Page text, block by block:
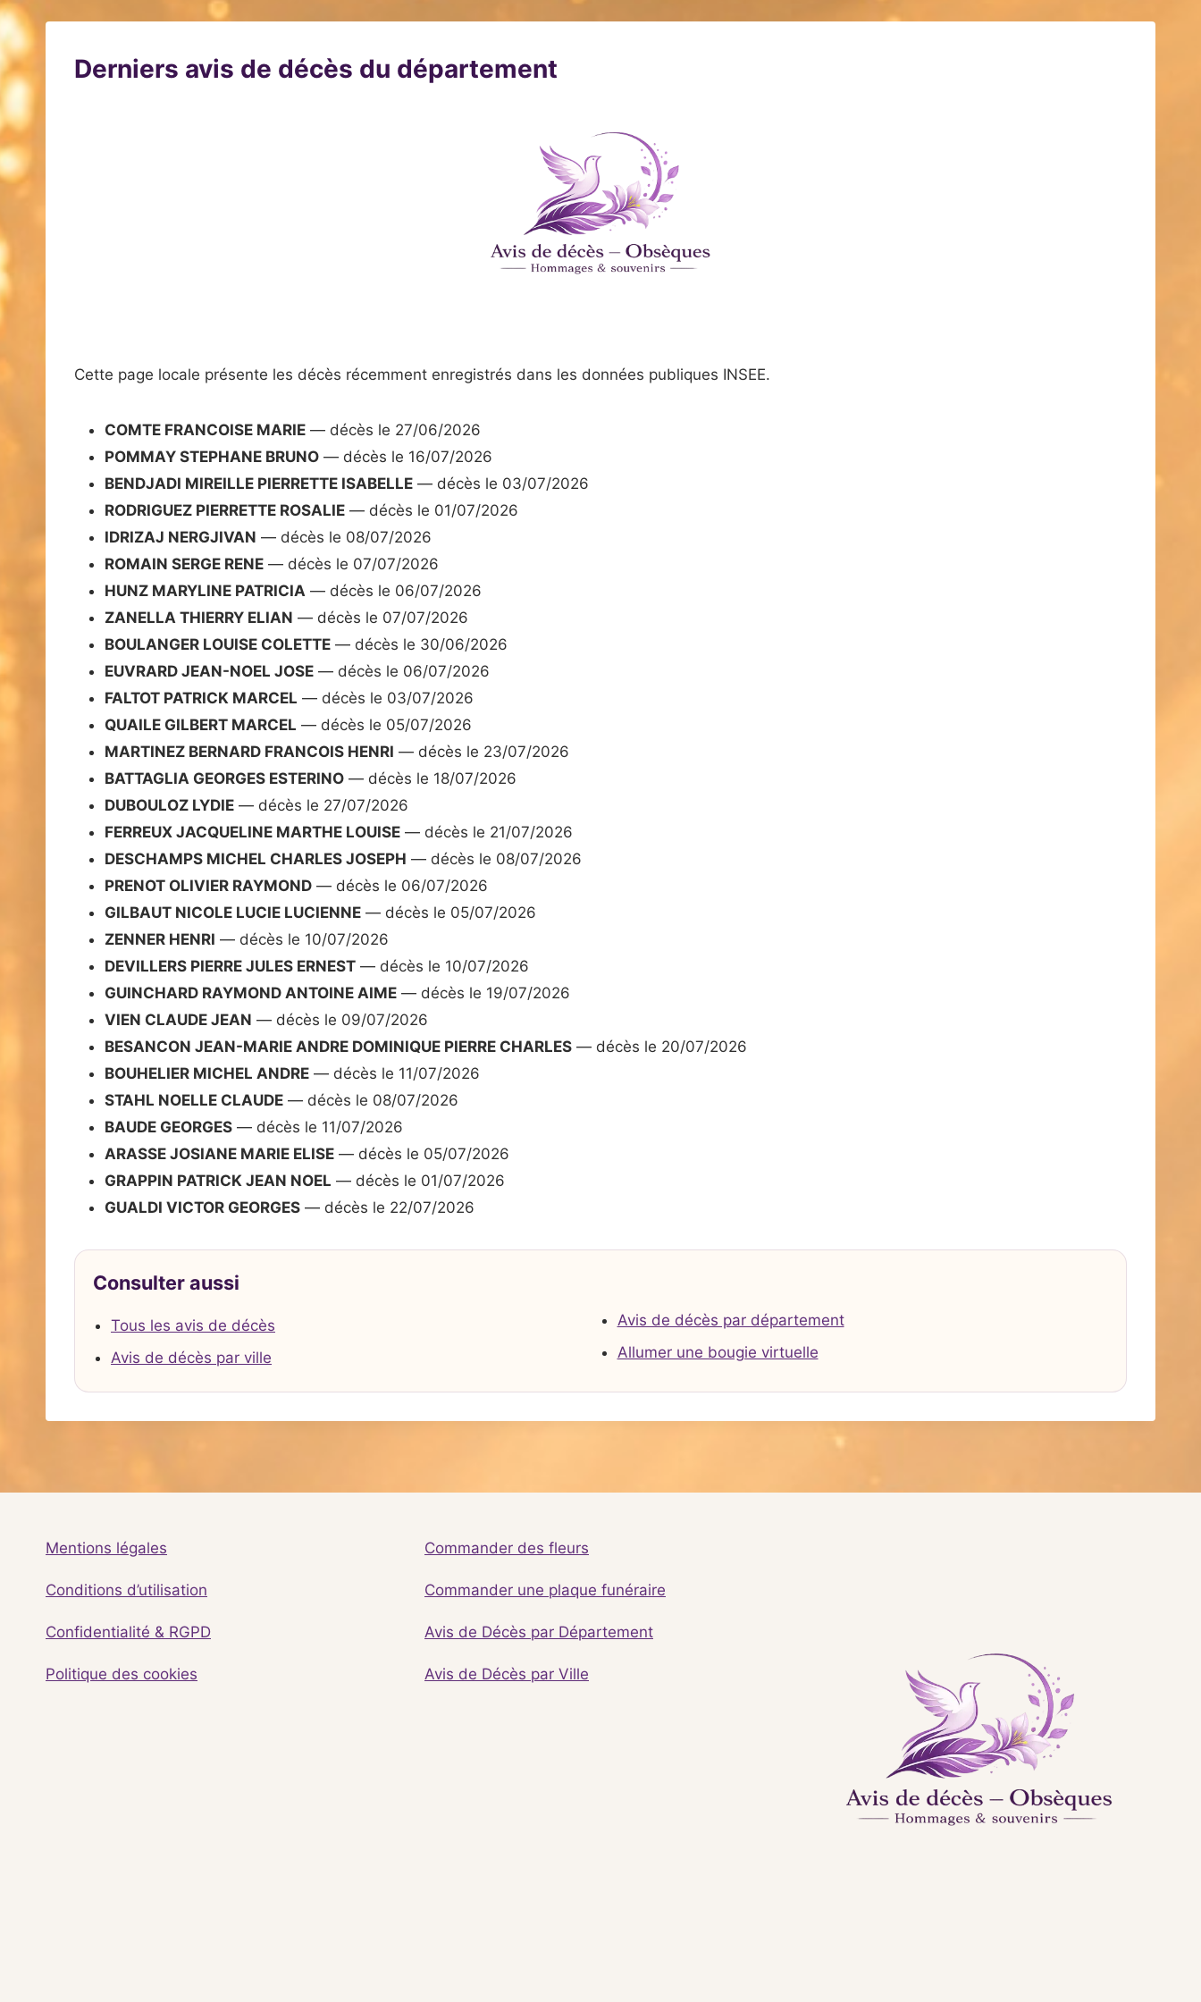
Derniers avis de décès du département
Cette page locale présente les décès récemment enregistrés dans les données publiques INSEE.
COMTE FRANCOISE MARIE — décès le 27/06/2026
POMMAY STEPHANE BRUNO — décès le 16/07/2026
BENDJADI MIREILLE PIERRETTE ISABELLE — décès le 03/07/2026
RODRIGUEZ PIERRETTE ROSALIE — décès le 01/07/2026
IDRIZAJ NERGJIVAN — décès le 08/07/2026
ROMAIN SERGE RENE — décès le 07/07/2026
HUNZ MARYLINE PATRICIA — décès le 06/07/2026
ZANELLA THIERRY ELIAN — décès le 07/07/2026
BOULANGER LOUISE COLETTE — décès le 30/06/2026
EUVRARD JEAN-NOEL JOSE — décès le 06/07/2026
FALTOT PATRICK MARCEL — décès le 03/07/2026
QUAILE GILBERT MARCEL — décès le 05/07/2026
MARTINEZ BERNARD FRANCOIS HENRI — décès le 23/07/2026
BATTAGLIA GEORGES ESTERINO — décès le 18/07/2026
DUBOULOZ LYDIE — décès le 27/07/2026
FERREUX JACQUELINE MARTHE LOUISE — décès le 21/07/2026
DESCHAMPS MICHEL CHARLES JOSEPH — décès le 08/07/2026
PRENOT OLIVIER RAYMOND — décès le 06/07/2026
GILBAUT NICOLE LUCIE LUCIENNE — décès le 05/07/2026
ZENNER HENRI — décès le 10/07/2026
DEVILLERS PIERRE JULES ERNEST — décès le 10/07/2026
GUINCHARD RAYMOND ANTOINE AIME — décès le 19/07/2026
VIEN CLAUDE JEAN — décès le 09/07/2026
BESANCON JEAN-MARIE ANDRE DOMINIQUE PIERRE CHARLES — décès le 20/07/2026
BOUHELIER MICHEL ANDRE — décès le 11/07/2026
STAHL NOELLE CLAUDE — décès le 08/07/2026
BAUDE GEORGES — décès le 11/07/2026
ARASSE JOSIANE MARIE ELISE — décès le 05/07/2026
GRAPPIN PATRICK JEAN NOEL — décès le 01/07/2026
GUALDI VICTOR GEORGES — décès le 22/07/2026
Consulter aussi
Tous les avis de décès
Avis de décès par ville
Avis de décès par département
Allumer une bougie virtuelle
Mentions légales
Conditions d’utilisation
Confidentialité & RGPD
Politique des cookies
Commander des fleurs
Commander une plaque funéraire
Avis de Décès par Département
Avis de Décès par Ville